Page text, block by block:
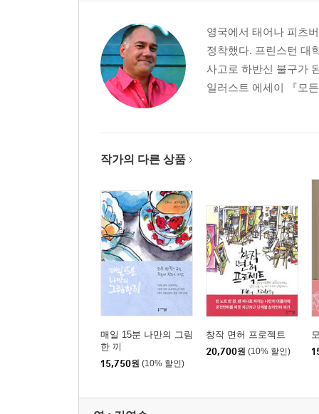
제임스 진 James Jean
캐시 존슨 Cathy Johnson
노아 Z. 존스 Noah Z. Jones
톰 케인 Tom Kane
아만다 캐버나 Amanda Kavanagh
게이 크레거 Gay Kraeger
크리스티나 롭 Christina Lopp
폴 머다너 Paul Madonna
할 메이포스 Hal Mayforth
애덤 맥컬리 Adam McCauley
프라샨트 미란다 Prashant Miranda
크리스토프 뮐러 Christoph Mueller
크리스토프 니만 Christoph Neimann
브로디 노이엔슈반더 Brody Neuenschwander
마릴린 패트리지오 Marilyn Patrizio
에버릿 펙 Everett Peck
영국에서 태어나 피츠
정착했다. 프린스턴 대
사고로 하반신 불구가
일러스트 에세이 『모
작가의 다른 상품
매일 15분 나만의 그림
한 끼
15,750원 (10% 할인)
창작 면허 프로젝트
20,700원 (10% 할인)